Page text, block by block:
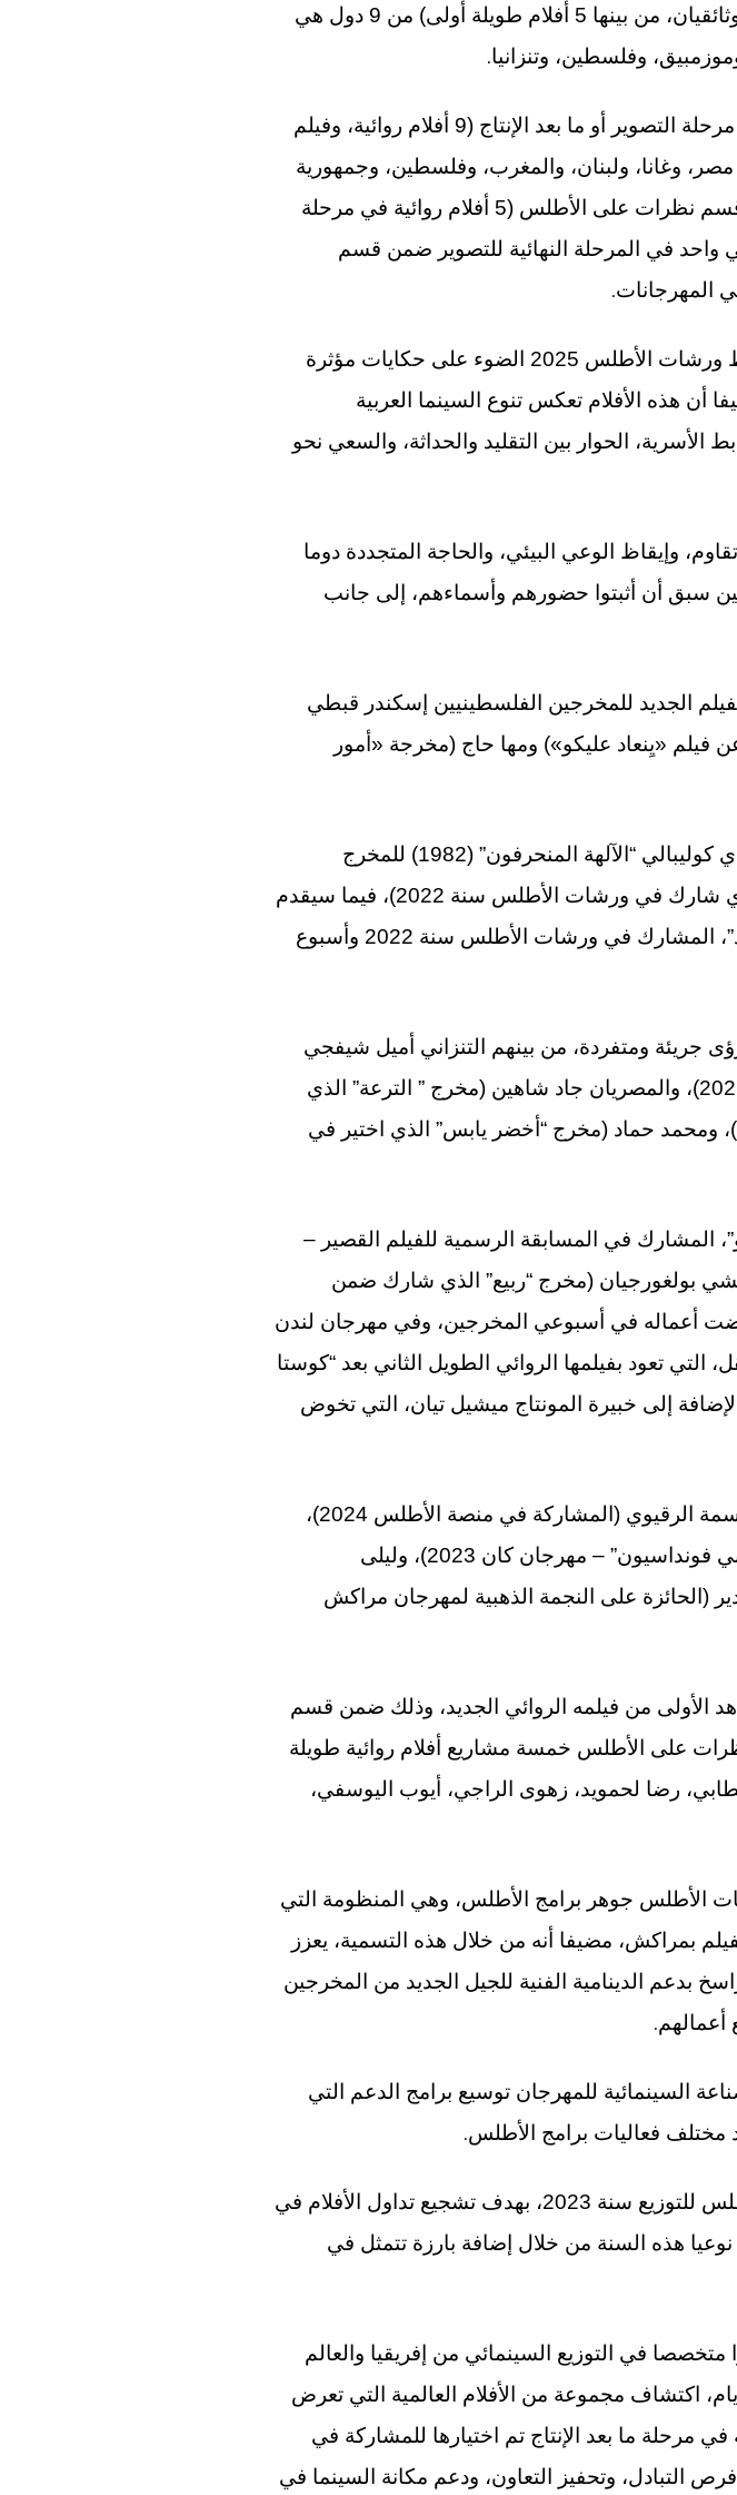
12 مشروعا في مرحلة التطوير (10 أفلام روائية وفيلمان وثائقيان، من بينها 5 أفلام طويلة أولى) من 9 دول هي
وفلسطين، وتنزانيا.
كما ستقدم هذه الدورة من ورشات الأطلس 10 أفلام في مرحلة التصوير أو ما بعد الإنتاج (9 أفلام روائية، وفيلم
بينها 5 أفلام طويلة أولى) من 7 دول هي مصر، وغانا، ولبنان، والمغرب، وفلسطين، وجمهورية
الكونغو الديمقراطية، واليمن، وكذا 5 مشاريع مغربية في قسم نظرات على الأطلس (5 أفلام روائية في مرحلة
واحد في المرحلة النهائية للتصوير ضمن قسم
المهرجانات.
وأبرز البلاغ أنه من خلال المشاريع الـ 28 المقدمة، ستسلط ورشات الأطلس 2025 الضوء على حكايات مؤثرة
هذه الأفلام تعكس تنوع السينما العربية
الأسرية، الحوار بين التقليد والحداثة، والسعي نحو
وإيقاظ الوعي البيئي، والحاجة المتجددة دوما
سبق أن أثبتوا حضورهم وأسماءهم، إلى جانب
الجديد للمخرجين الفلسطينيين إسكندر قبطي
على النجمة الذهبية لمهرجان مراكش سنة 2024 عن فيلم «يِنعاد عليكو») ومها حاج (مخرجة «أمور
كما سيتم تقديم الفيلم المقتبس عن رواية أوغستين سوندي كوليبالي “الآلهة المنحرفون” (1982) للمخرج
البوركينابي أبو بكر سنكاري (الذي أخرج “ذهب الحياة” الذي شارك في ورشات الأطلس سنة 2022)، فيما سيقدم
المخرج الأردني أمجد الرشيد (مخرج فيلم “إن شاء الله ولد”، المشارك في ورشات الأطلس سنة 2022 وأسبوع
بمخرجين يتميزون برؤى جريئة ومتفردة، من بينهم التنزاني أميل شيفجي
(مخرج فيلم “شد الحبل” الذي شارك في مهرجان تورنتو 2021)، والمصريان جاد شاهين (مخرج ” الترعة” الذي
عرض في قسم “سيني فونداسيون” – مهرجان كان 2023)، ومحمد حماد (مخرج “أخضر يابس” الذي اختير في
المشارك في المسابقة الرسمية للفيلم القصير –
من فاتشي بولغورجيان (مخرج “ربيع” الذي شارك ضمن
ورامي قديح، الذي عرضت أعماله في أسبوعي المخرجين، وفي مهرجان لندن
التي تعود بفيلمها الروائي الطويل الثاني بعد “كوستا
لبنان” (الذي شارك في مهرجان البندقية 2021)، بالإضافة إلى خبيرة المونتاج ميشيل تيان، التي تخوض
وبالنسبة للمغرب، يضيف البلاغ، تضم القائمة المخرجات بسمة الرقيوي (المشاركة في منصة الأطلس 2024)،
وزينب واكريم (مخرجة “أيور” (قمر)، المتوج في قسم “سيني فونداسيون” – مهرجان كان 2023)، وليلى
(الحائزة على النجمة الذهبية لمهرجان مراكش
من فيلمه الروائي الجديد، وذلك ضمن قسم
على الأطلس خمسة مشاريع أفلام روائية طويلة
رضا لحمويد، زهوى الراجي، أيوب اليوسفي،
منذ انطلاقتها سنة 2018، تشكل ورشات الأطلس جوهر برامج الأطلس، وهي المنظومة التي
بمراكش، مضيفا أنه من خلال هذه التسمية، يعزز
بدعم الدينامية الفنية للجيل الجديد من المخرجين
أعمالهم.
السينمائية للمهرجان توسيع برامج الدعم التي
مختلف فعاليات برامج الأطلس.
وفي سياق متصل، أشار إلى أنه تم إطلاق برنامج جوائز أطلس للتوزيع سنة 2023، بهدف تشجيع تداول الأفلام في
نوعيا هذه السنة من خلال إضافة بارزة تتمثل في
في التوزيع السينمائي من إفريقيا والعالم
اكتشاف مجموعة من الأفلام العالمية التي تعرض
مرحلة ما بعد الإنتاج تم اختيارها للمشاركة في
التبادل، وتحفيز التعاون، ودعم مكانة السينما في